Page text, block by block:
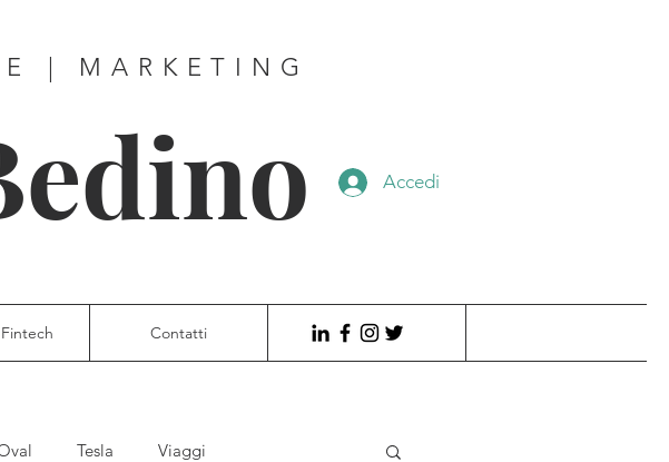
| MARKETING
Accedi
Contatti
Tesla Viaggi